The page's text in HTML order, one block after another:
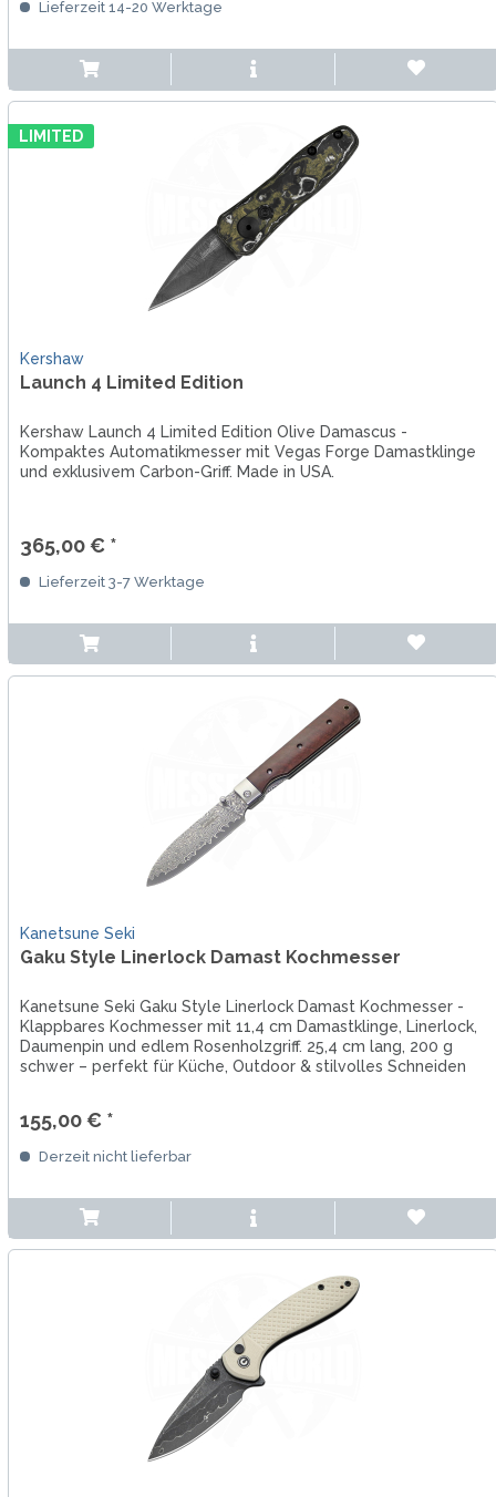
Lieferzeit 14-20 Werktage
LIMITED
Kershaw
Launch 4 Limited Edition
Kershaw Launch 4 Limited Edition Olive Damascus -
Kompaktes Automatikmesser mit Vegas Forge Damastklinge
und exklusivem Carbon-Griff. Made in USA.
365,00 € *
Lieferzeit 3-7 Werktage
Kanetsune Seki
Gaku Style Linerlock Damast Kochmesser
Kanetsune Seki Gaku Style Linerlock Damast Kochmesser -
Klappbares Kochmesser mit 11,4 cm Damastklinge, Linerlock,
Daumenpin und edlem Rosenholzgriff. 25,4 cm lang, 200 g
schwer – perfekt für Küche, Outdoor & stilvolles Schneiden
155,00 € *
Derzeit nicht lieferbar